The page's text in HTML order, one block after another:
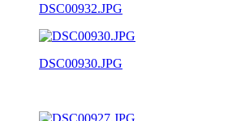
DSC00932.JPG
DSC00930.JPG